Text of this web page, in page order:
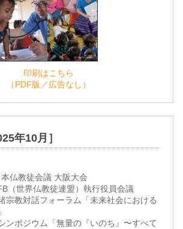
印刷はこちら
（PDF版／広告なし）
年10月］
仏教徒会議 大阪大会
（世界仏教徒連盟）執行役員会議
フォーラム「未来社会における
ム「無量の『いのち』〜すべて